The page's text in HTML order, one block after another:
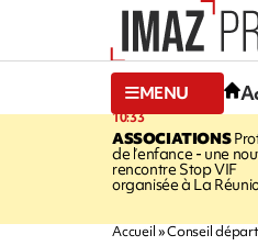
MENU
10:33
ASSOCIATIONS
de l’enfance - une
rencontre Stop VIF
organisée à La
Accueil Conseil